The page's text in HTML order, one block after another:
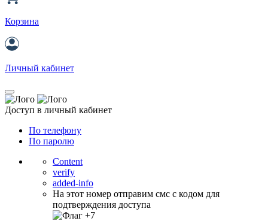
Корзина
Личный кабинет
Доступ в личный кабинет
По телефону
По паролю
Content
verify
added-info
На этот номер отправим смс с кодом для
подтверждения доступа
+7